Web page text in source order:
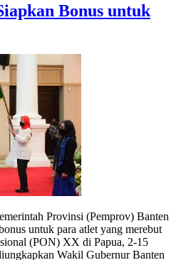
Bonus untuk
Provinsi (Pemprov) Banten
untuk para atlet yang merebut
(PON) XX di Papua, 2-15
Wakil Gubernur Banten